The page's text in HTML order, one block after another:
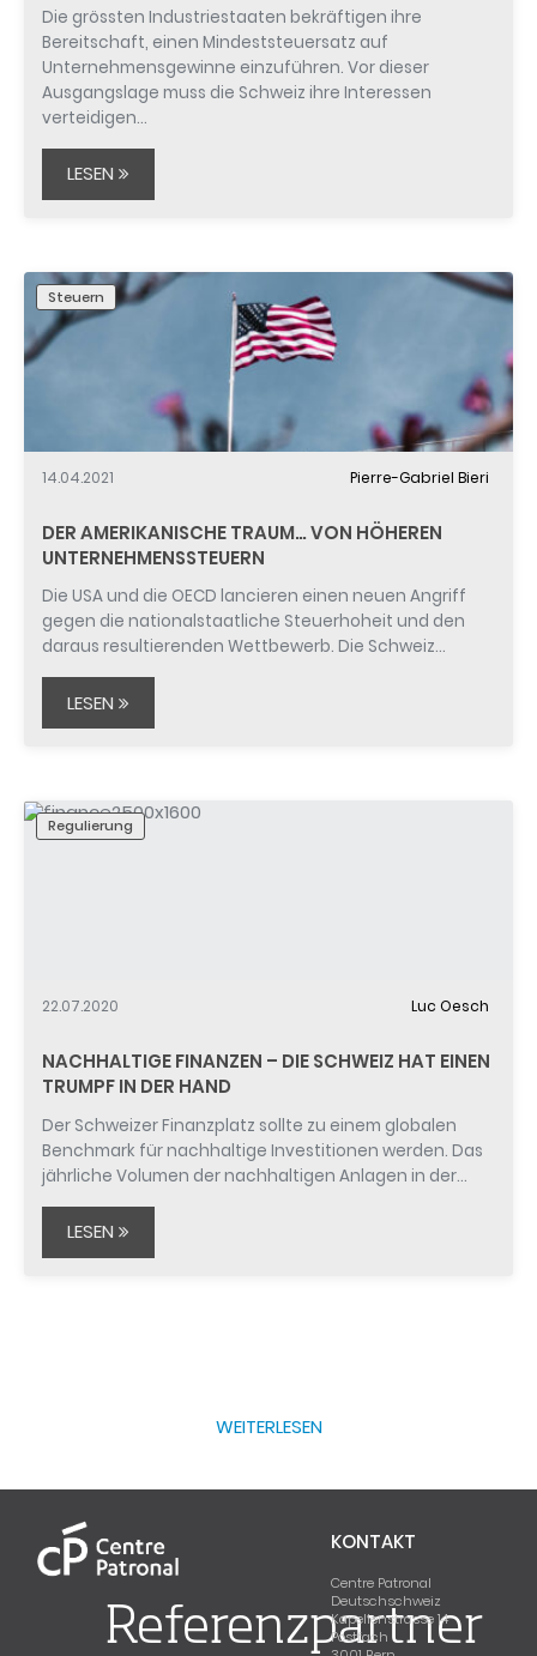
Die grössten Industriestaaten bekräftigen ihre
Bereitschaft, einen Mindeststeuersatz auf
Unternehmensgewinne einzuführen. Vor dieser
Ausgangslage muss die Schweiz ihre Interessen
verteidigen…
LESEN
Steuern
14.04.2021 Pierre-Gabriel Bieri
DER AMERIKANISCHE TRAUM… VON HÖHEREN
UNTERNEHMENSSTEUERN
Die USA und die OECD lancieren einen neuen Angriff
gegen die nationalstaatliche Steuerhoheit und den
daraus resultierenden Wettbewerb. Die Schweiz…
LESEN
Regulierung
22.07.2020 Luc Oesch
NACHHALTIGE FINANZEN – DIE SCHWEIZ HAT EINEN
TRUMPF IN DER HAND
Der Schweizer Finanzplatz sollte zu einem globalen
Benchmark für nachhaltige Investitionen werden. Das
jährliche Volumen der nachhaltigen Anlagen in der…
LESEN
WEITERLESEN
Referenzpartner
KONTAKT
Centre Patronal
Deutschschweiz
Kapellenstrasse 14
Postfach